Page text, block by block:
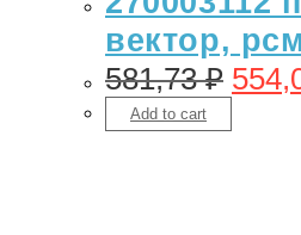
вектор, рсм
581,73₽
Add to cart